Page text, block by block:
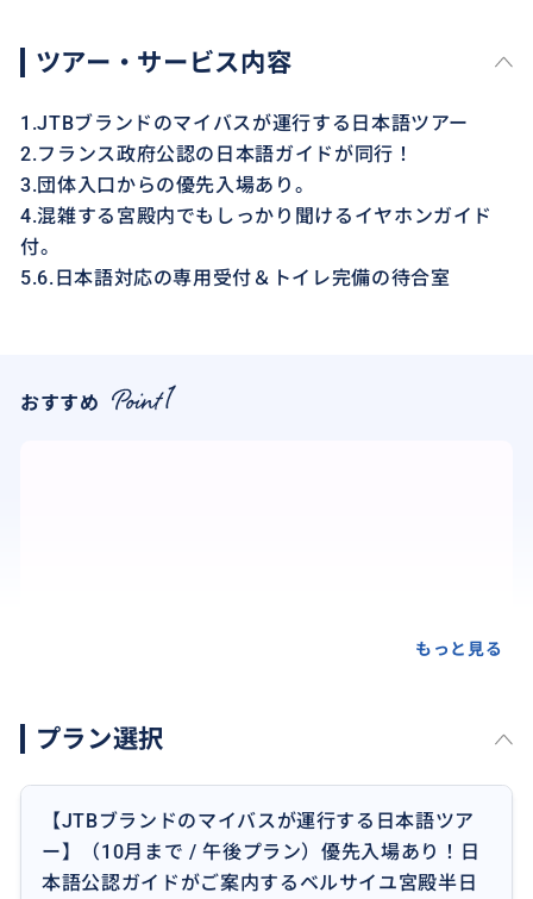
ツアー・サービス内容
1.JTBブランドのマイバスが運行する日本語ツアー
2.フランス政府公認の日本語ガイドが同行！
3.団体入口からの優先入場あり。
4.混雑する宮殿内でもしっかり聞けるイヤホンガイド
付。
5.6.日本語対応の専用受付＆トイレ完備の待合室
おすすめ
優先入場：長時間の待ち時間なし！時間を有効活用
このツアーなら、団体専用ゲートを利用するためスム
もっと見る
プラン選択
【JTBブランドのマイバスが運行する日本語ツア
ー】（10月まで / 午後プラン）優先入場あり！日
本語公認ガイドがご案内するベルサイユ宮殿半日